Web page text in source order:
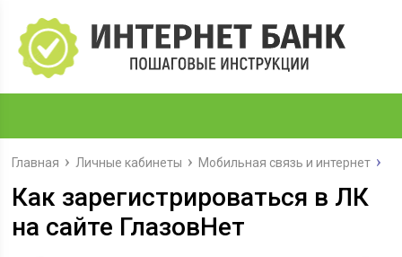
Главная Личные кабинеты Мобильная связь и интернет
Как зарегистрироваться в ЛК
на сайте ГлазовНет